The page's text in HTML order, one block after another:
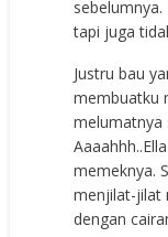
tapi juga
Justru bau
membuatku
melumatnya
memeknya.
menjilat-jilat
dengan